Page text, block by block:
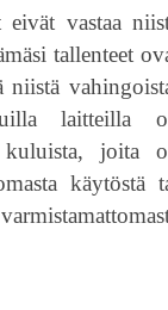
vastaa
tallenteet
niistä
laitteilla
kuluista, joita
käytöstä